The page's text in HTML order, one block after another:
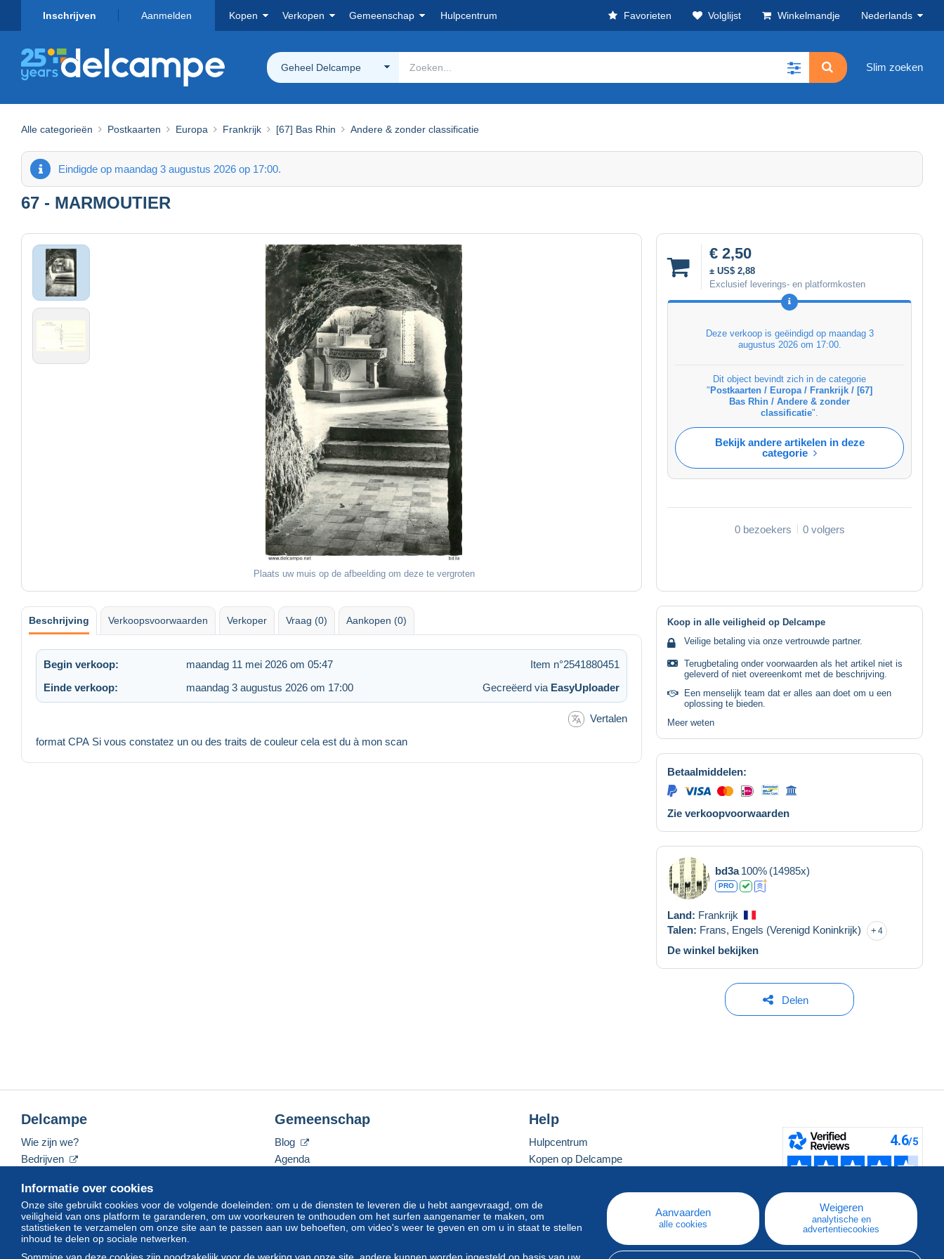
Inschrijven Aanmelden Kopen Verkopen Gemeenschap Hulpcentrum Favorieten Volglijst Winkelmandje Nederlands
Geheel Delcampe Slim zoeken
Alle categorieën Postkaarten Europa Frankrijk [67] Bas Rhin Andere & zonder classificatie
Eindigde op maandag 3 augustus 2026 op 17:00.
67 - MARMOUTIER
Plaats uw muis op de afbeelding om deze te vergroten
€ 2,50
± US$ 2,88
Exclusief leverings- en platformkosten
Deze verkoop is geëindigd op maandag 3
augustus 2026 om 17:00.
Dit object bevindt zich in de categorie
" Postkaarten / Europa / Frankrijk / [67]
Bas Rhin / Andere & zonder
classificatie".
Bekijk andere artikelen in deze
categorie
0 bezoekers 0 volgers
Beschrijving Verkoopsvoorwaarden Verkoper Vraag (0) Aankopen (0)
Begin verkoop: maandag 11 mei 2026 om 05:47
Item n°2541880451
Einde verkoop:
maandag 3 augustus 2026 om 17:00 Gecreëerd via EasyUploader
Vertalen
format CPA Si vous constatez un ou des traits de couleur cela est du à mon scan
Koop in alle veiligheid op Delcampe
Veilige betaling via onze vertrouwde partner.
Terugbetaling onder voorwaarden als het artikel niet is
geleverd of niet overeenkomt met de beschrijving.
Een menselijk team dat er alles aan doet om u een
oplossing te bieden.
Meer weten
Betaalmiddelen:
Zie verkoopvoorwaarden
bd3a 100% (14985x)
PRO
Land: Frankrijk
Talen: Frans, Engels (Verenigd Koninkrijk) 4
De winkel bekijken
Delen
Informatie over cookies
Onze site gebruikt cookies voor de volgende doeleinden: om u de diensten te leveren die u hebt aangevraagd, om de
veiligheid van ons platform te garanderen, om uw voorkeuren te onthouden om het surfen aangenamer te maken, om
statistieken te verzamelen om onze site aan te passen aan uw behoeften, om video's weer te geven en om u in staat te stellen
inhoud te delen op sociale netwerken.
Aanvaarden
alle cookies
Weigeren
analytische en
advertentiecookies
Delcampe
Wie zijn we?
Bedrijven
Neem contact met ons op
Gemeenschap
Blog
Agenda
Help
Hulpcentrum
Kopen op Delcampe
Een beveiligde website